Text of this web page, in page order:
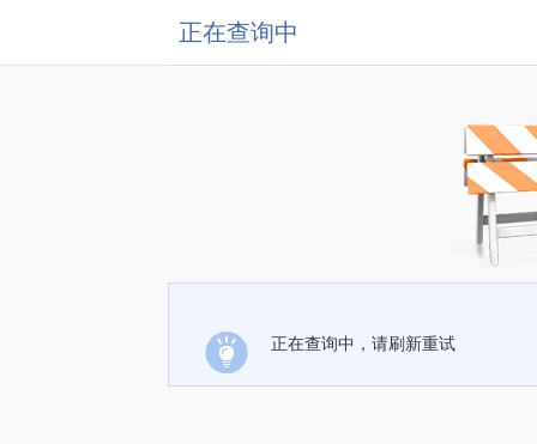
正在查询中
正在查询中，请刷新重试